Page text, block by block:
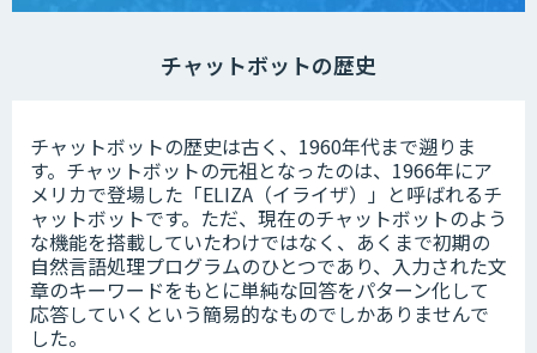
チャットボットの歴史
チャットボットの歴史は古く、1960年代まで遡りま
す。チャットボットの元祖となったのは、1966年にア
メリカで登場した「ELIZA（イライザ）」と呼ばれるチ
ャットボットです。ただ、現在のチャットボットのよう
な機能を搭載していたわけではなく、あくまで初期の
自然言語処理プログラムのひとつであり、入力された文
章のキーワードをもとに単純な回答をパターン化して
応答していくという簡易的なものでしかありませんで
した。